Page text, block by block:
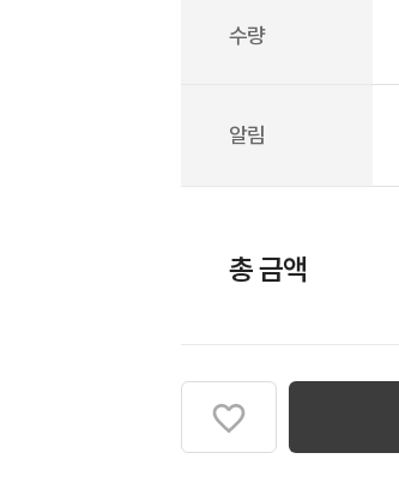
수량
알림
총 금액